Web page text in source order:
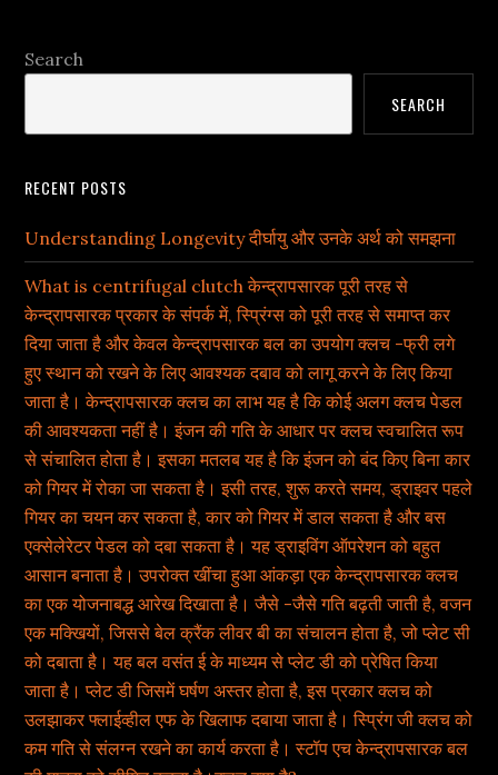
Search
SEARCH
RECENT POSTS
Understanding Longevity दीर्घायु और उनके अर्थ को समझना
What is centrifugal clutch केन्द्रापसारक पूरी तरह से
केन्द्रापसारक प्रकार के संपर्क में, स्प्रिंग्स को पूरी तरह से समाप्त कर
दिया जाता है और केवल केन्द्रापसारक बल का उपयोग क्लच -फ्री लगे
हुए स्थान को रखने के लिए आवश्यक दबाव को लागू करने के लिए किया
जाता है। केन्द्रापसारक क्लच का लाभ यह है कि कोई अलग क्लच पेडल
की आवश्यकता नहीं है। इंजन की गति के आधार पर क्लच स्वचालित रूप
से संचालित होता है। इसका मतलब यह है कि इंजन को बंद किए बिना कार
को गियर में रोका जा सकता है। इसी तरह, शुरू करते समय, ड्राइवर पहले
गियर का चयन कर सकता है, कार को गियर में डाल सकता है और बस
एक्सेलेरेटर पेडल को दबा सकता है। यह ड्राइविंग ऑपरेशन को बहुत
आसान बनाता है। उपरोक्त खींचा हुआ आंकड़ा एक केन्द्रापसारक क्लच
का एक योजनाबद्ध आरेख दिखाता है। जैसे -जैसे गति बढ़ती जाती है, वजन
एक मक्खियों, जिससे बेल क्रैंक लीवर बी का संचालन होता है, जो प्लेट सी
को दबाता है। यह बल वसंत ई के माध्यम से प्लेट डी को प्रेषित किया
जाता है। प्लेट डी जिसमें घर्षण अस्तर होता है, इस प्रकार क्लच को
उलझाकर फ्लाईव्हील एफ के खिलाफ दबाया जाता है। स्प्रिंग जी क्लच को
कम गति से संलग्न रखने का कार्य करता है। स्टॉप एच केन्द्रापसारक बल